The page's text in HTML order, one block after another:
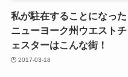
私が駐在することになった
ニューヨーク州ウエストチ
ェスターはこんな街！
2017-03-18